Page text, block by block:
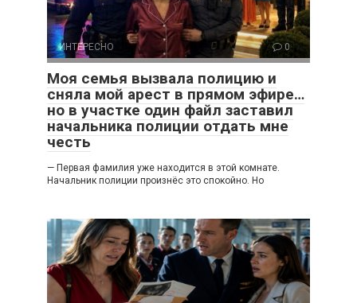
ИНТЕРЕСНО 0
Моя семья вызвала полицию и
сняла мой арест в прямом эфире…
но в участке один файл заставил
начальника полиции отдать мне
честь
— Первая фамилия уже находится в этой комнате.
Начальник полиции произнёс это спокойно. Но